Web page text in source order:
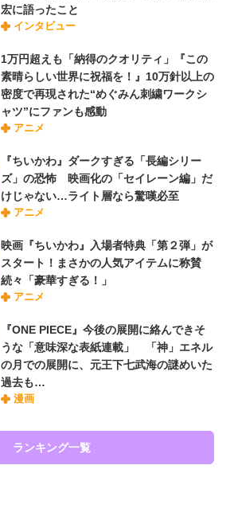
宏に語ったこと
インタビュー
1万円超えも「納得のクオリティ」『この
素晴らしい世界に祝福を！』10万針以上の
密度で再現された“めぐみん刺繍ワークシ
ャツ”にファンも感動
アニメ
『ちいかわ』ダークすぎる「長編シリー
ズ」の恐怖 映画化の「セイレーン編」だ
けじゃない…ライト層なら驚嘆必至
アニメ
映画『ちいかわ』入場者特典「第２弾」が
スタート！まさかの人気アイテムに称賛
続々「豪華すぎる！」
アニメ
『ONE PIECE』今後の展開に絡んできそ
うな「意味深な表紙連載」 「神」エネル
の月での展開に、元王下七武海の謎めいた
過去も…
漫画
ランキング一覧